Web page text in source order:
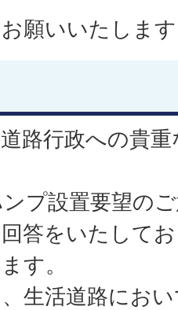
願いいたしま
路行政への貴
プ設置要望の
答をいたして
す。
生活道路にお